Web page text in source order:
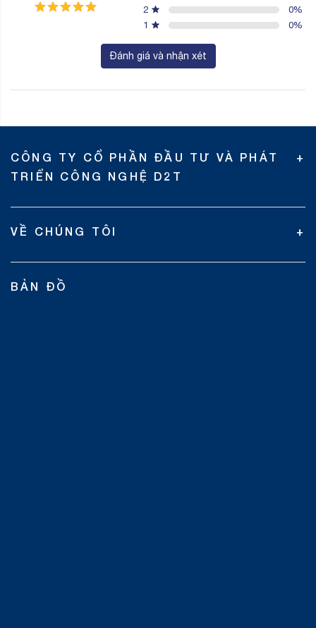
2
0%
1
0%
Đánh giá và nhận xét
CÔNG TY CỔ PHẦN ĐẦU TƯ VÀ PHÁT
TRIỂN CÔNG NGHỆ D2T
VỀ CHÚNG TÔI
BẢN ĐỒ